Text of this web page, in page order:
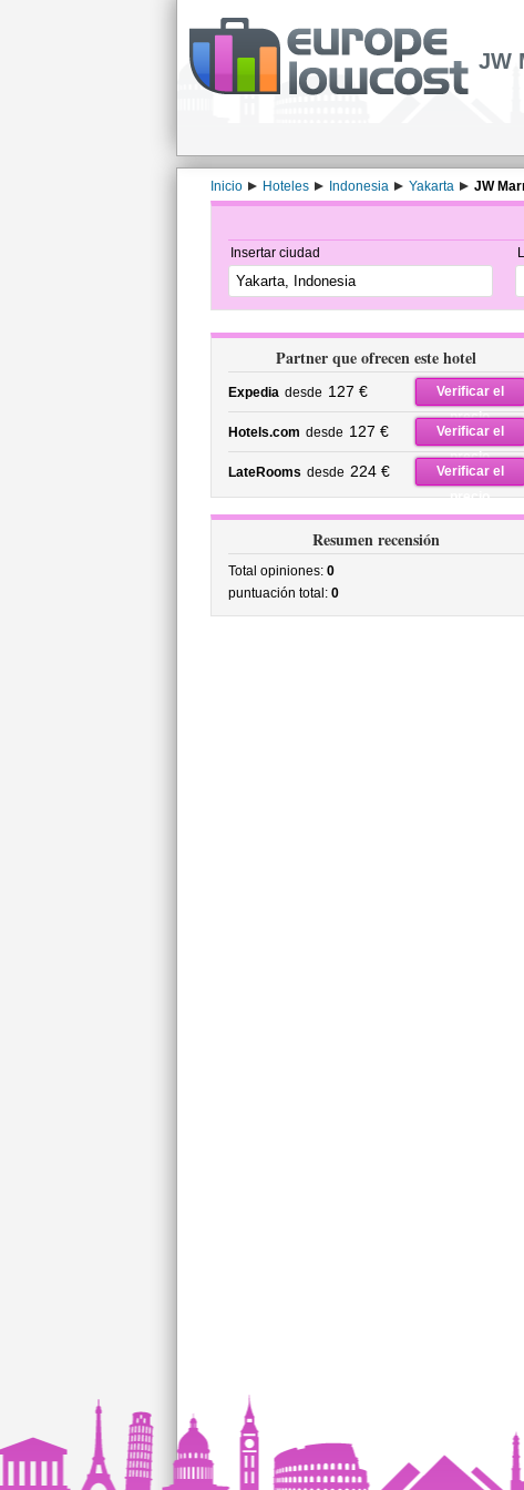
JW
Inicio Hoteles Indonesia Yakarta JW
Insertar ciudad
Partner que ofrecen este hotel
Expedia desde 127 €
Verificar el
precio
Hotels.com desde 127 €
Verificar el
precio
LateRooms desde 224 €
Verificar el
precio
Resumen recensión
Total opiniones: 0
puntuación total: 0